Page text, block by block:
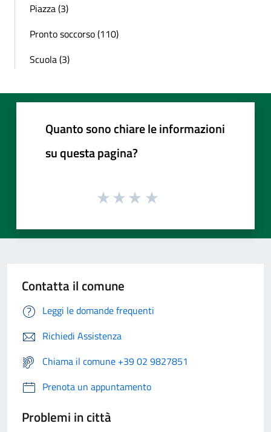
Piazza (3)
Pronto soccorso (110)
Scuola (3)
Quanto sono chiare le informazioni
su questa pagina?
Contatta il comune
Leggi le domande frequenti
Richiedi Assistenza
Chiama il comune +39 02 9827851
Prenota un appuntamento
Problemi in città